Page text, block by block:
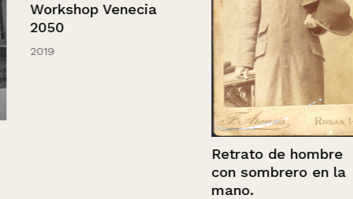
Workshop Venecia
2050
2019
Retrato de hombre
con sombrero en la
mano.